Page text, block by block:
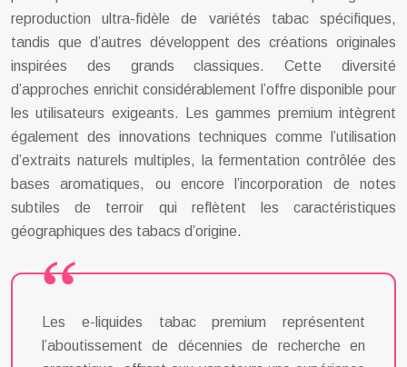
reproduction ultra-fidèle de variétés tabac spécifiques,
tandis que d’autres développent des créations originales
inspirées des grands classiques. Cette diversité
d’approches enrichit considérablement l’offre disponible pour
les utilisateurs exigeants. Les gammes premium intègrent
également des innovations techniques comme l’utilisation
d’extraits naturels multiples, la fermentation contrôlée des
bases aromatiques, ou encore l’incorporation de notes
subtiles de terroir qui reflètent les caractéristiques
géographiques des tabacs d’origine.
Les e-liquides tabac premium représentent
l’aboutissement de décennies de recherche en